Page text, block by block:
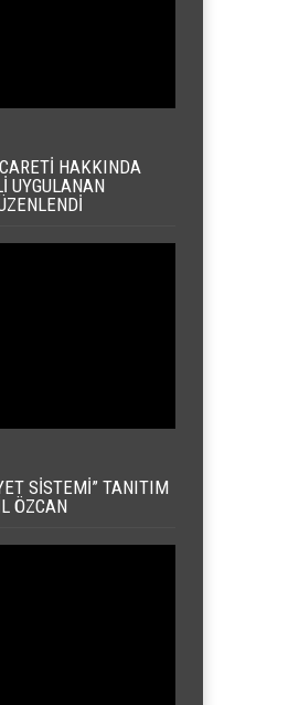
HAKKINDA
UYGULANAN
SISTEMI” TANITIM
ÖZCAN